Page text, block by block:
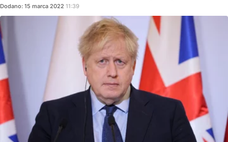
Dodano: 15 marca 2022 11:39